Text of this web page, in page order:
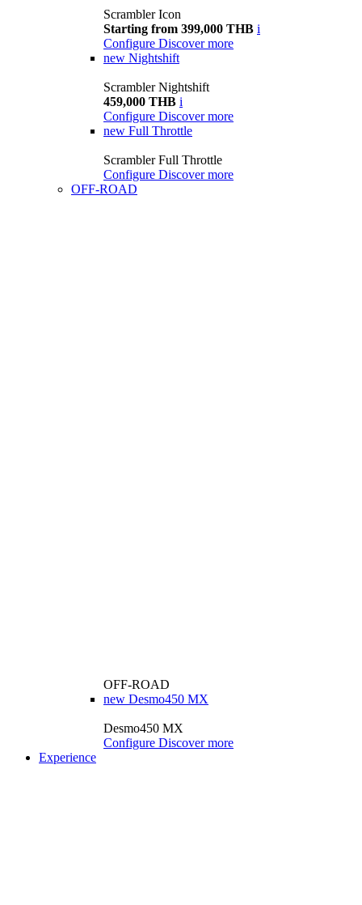
Scrambler Icon
Starting from 399,000 THB i
Configure Discover more
new Nightshift
Scrambler Nightshift
459,000 THB i
Configure Discover more
new Full Throttle
Scrambler Full Throttle
Configure Discover more
OFF-ROAD
OFF-ROAD
new Desmo450 MX
Desmo450 MX
Configure Discover more
Experience